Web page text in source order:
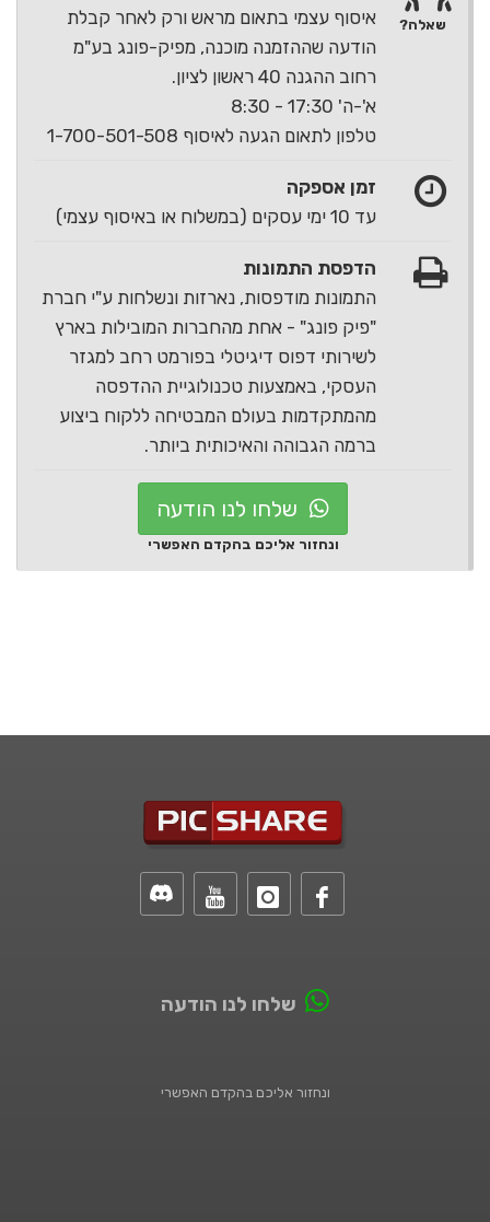
איסוף עצמי בתאום מראש ורק לאחר קבלת
הודעה שההזמנה מוכנה, מפיק-פונג בע"מ
רחוב ההגנה 40 ראשון לציון.
א'-ה' 17:30 - 8:30
טלפון לתאום הגעה לאיסוף 1-700-501-508
זמן אספקה
עד 10 ימי עסקים (במשלוח או באיסוף עצמי)
הדפסת התמונות
התמונות מודפסות, נארזות ונשלחות ע"י חברת
"פיק פונג" - אחת מהחברות המובילות בארץ
לשירותי דפוס דיגיטלי בפורמט רחב למגזר
העסקי, באמצעות טכנולוגיית ההדפסה
מהמתקדמות בעולם המבטיחה ללקוח ביצוע
ברמה הגבוהה והאיכותית ביותר.
שאלה?
שלחו לנו הודעה
ונחזור אליכם בהקדם האפשרי
שלחו לנו הודעה
ונחזור אליכם בהקדם האפשרי